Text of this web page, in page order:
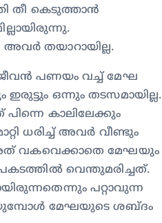
തീ കെടുത്താന്‍
തയാറായില്ല.
പണയം വച്ച് മേഘ
ഇരുട്ടും ഒന്നും തടസമായില്ല.
കാലിലേക്കും
ധരിച്ച് അവര്‍ വീണ്ടും
അത് വകവെക്കാതെ മേഘയും
വെന്തുമരിച്ചത്.
പറ്റാവുന്ന
മേഘയുടെ ശബ്ദം